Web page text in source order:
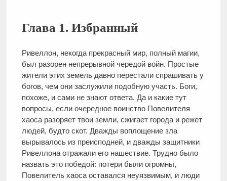
Глава 1. Избранный
Ривеллон, некогда прекрасный мир, полный магии,
был разорен непрерывной чередой войн. Простые
жители этих земель давно перестали спрашивать у
богов, чем они заслужили подобную участь. Боги,
похоже, и сами не знают ответа. Да и какие тут
вопросы, если очередное воинство Повелителя
хаоса разоряет твои земли, сжигает города и режет
людей, будто скот. Дважды воплощение зла
вырывалось из преисподней, и дважды защитники
Ривеллона отражали его нашествие. Трудно было
назвать это победой: потери были огромны,
Повелитель хаоса оставался неуязвимым, и люди